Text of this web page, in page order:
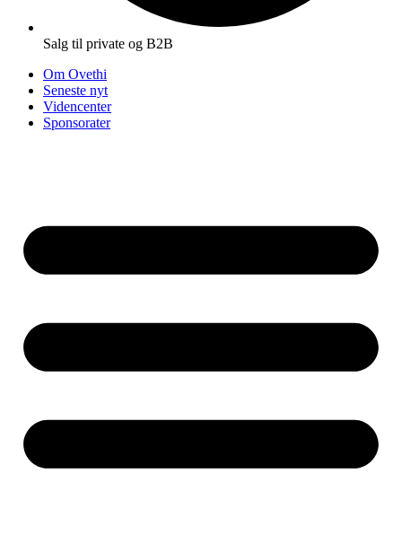
Salg til private og B2B
Om Ovethi
Seneste nyt
Videncenter
Sponsorater